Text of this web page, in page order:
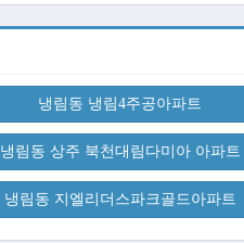
냉림동 냉림4주공아파트
냉림동 상주 북천대림다미아 아파트
냉림동 지엘리더스파크골드아파트